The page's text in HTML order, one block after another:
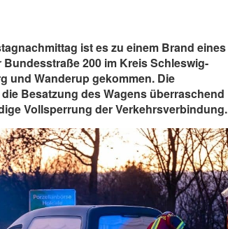
ist es zu einem Brand eines
200 im Kreis Schleswig-
und Wanderup gekommen. Die
Besatzung des Wagens überraschend
Vollsperrung der Verkehrsverbindung.